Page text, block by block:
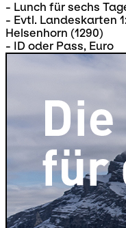
- Lunch für sechs
- Evtl. Landeskarten
Helsenhorn (1290)
- ID oder Pass, Euro